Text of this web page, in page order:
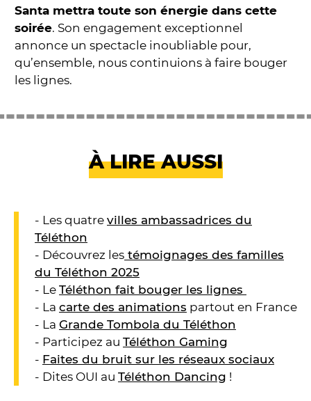
Santa mettra toute son énergie dans cette
soirée. Son engagement exceptionnel
annonce un spectacle inoubliable pour,
qu’ensemble, nous continuions à faire bouger
les lignes.
À LIRE AUSSI
- Les quatre villes ambassadrices du
Téléthon
- Découvrez les témoignages des familles
du Téléthon 2025
- Le Téléthon fait bouger les lignes
- La carte des animations partout en France
- La Grande Tombola du Téléthon
- Participez au Téléthon Gaming
- Faites du bruit sur les réseaux sociaux
- Dites OUI au Téléthon Dancing !